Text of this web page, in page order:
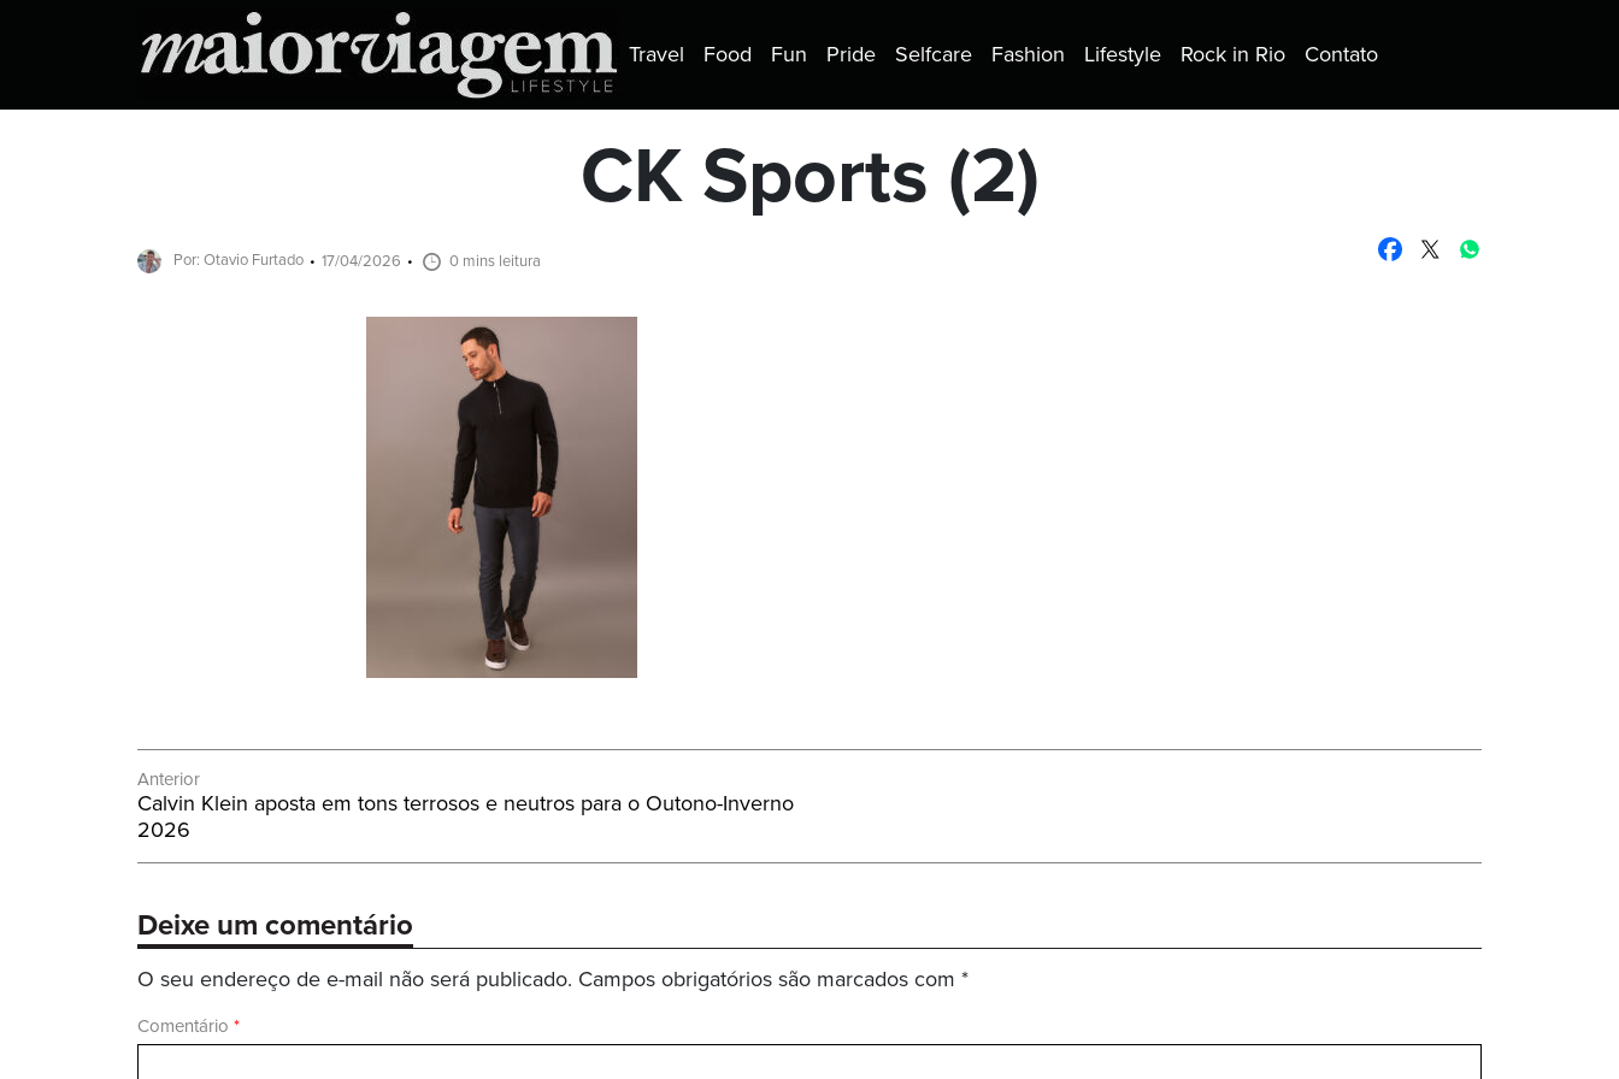
Travel Food Fun Pride Selfcare Fashion Lifestyle Rock in Rio Contato
CK Sports (2)
Por: Otavio Furtado 17/04/2026 0 mins leitura
Navegação
de
Post
Anterior
Post
Anterior:
Calvin Klein aposta em tons terrosos e neutros para o Outono-Inverno
2026
Deixe um comentário
O seu endereço de e-mail não será publicado. Campos obrigatórios são marcados com *
Comentário *